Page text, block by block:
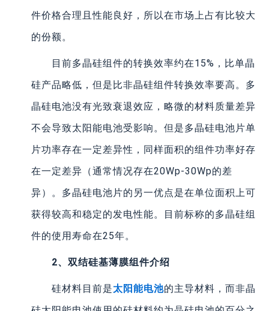
件价格合理且性能良好，所以在市场上占有比较大
的份额。
目前多晶硅组件的转换效率约在15%，比单晶
硅产品略低，但是比非晶硅组件转换效率要高。多
晶硅电池没有光致衰退效应，略微的材料质量差异
不会导致太阳能电池受影响。但是多晶硅电池片单
片功率存在一定差异性，同样面积的组件功率好存
在一定差异（通常情况存在20Wp-30Wp的差
异）。多晶硅电池片的另一优点是在单位面积上可
获得较高和稳定的发电性能。目前标称的多晶硅组
件的使用寿命在25年。
2、双结硅基薄膜组件介绍
硅材料目前是太阳能电池的主导材料，而非晶